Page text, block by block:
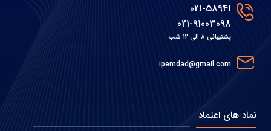
021-58941
021-91003098
پشتیبانی 8 الی 12 شب
ipemdad@gmail.com
نماد های اعتماد